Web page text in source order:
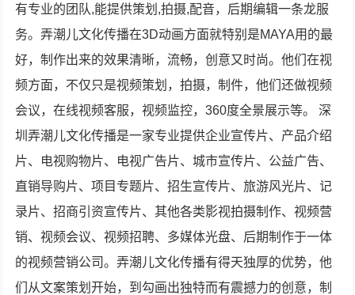
有专业的团队,能提供策划,拍摄,配音，后期编辑一条龙服
务。弄潮儿文化传播在3D动画方面就特别是MAYA用的最
好，制作出来的效果清晰，流畅，创意又时尚。他们在视
频方面，不仅只是视频策划，拍摄，制件，他们还做视频
会议，在线视频客服，视频监控，360度全景展示等。 深
圳弄潮儿文化传播是一家专业提供企业宣传片、产品介绍
片、电视购物片、电视广告片、城市宣传片、公益广告、
直销导购片、项目专题片、招生宣传片、旅游风光片、记
录片、招商引资宣传片、其他各类影视拍摄制作、视频营
销、视频会议、视频招聘、多媒体光盘、后期制作于一体
的视频营销公司。弄潮儿文化传播有得天独厚的优势，他
们从文案策划开始，到勾画出独特而有震撼力的创意，制